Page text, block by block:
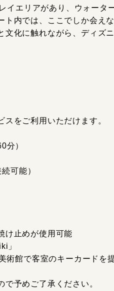
イエリアがあり、ウォータ
内では、ここでしか会え
化に触れながら、ディズ
をご利用いただけます。
分）
可能）
け止めが使用可能
」
術館で客室のキーカードを提
予めご了承ください。